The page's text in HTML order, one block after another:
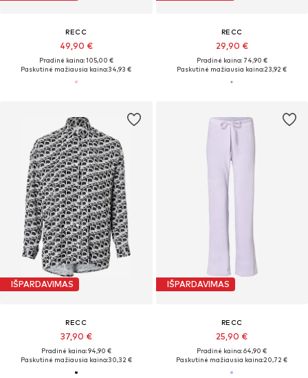
RECC
49,90 €
Pradinė kaina: 105,00 €
Paskutinė mažiausia kaina:34,93 €
RECC
29,90 €
Pradinė kaina: 74,90 €
Paskutinė mažiausia kaina:23,92 €
IŠPARDAVIMAS
RECC
37,90 €
Pradinė kaina: 94,90 €
Paskutinė mažiausia kaina:30,32 €
IŠPARDAVIMAS
RECC
25,90 €
Pradinė kaina: 64,90 €
Paskutinė mažiausia kaina:20,72 €